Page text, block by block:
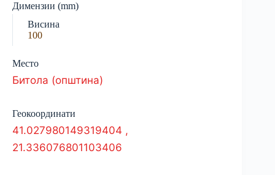
Димензии (mm)
Висина
100
Место
Битола (општина)
Геокоординати
41.027980149319404 ,
21.336076801103406